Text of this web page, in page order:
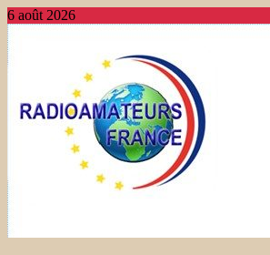
6 août 2026